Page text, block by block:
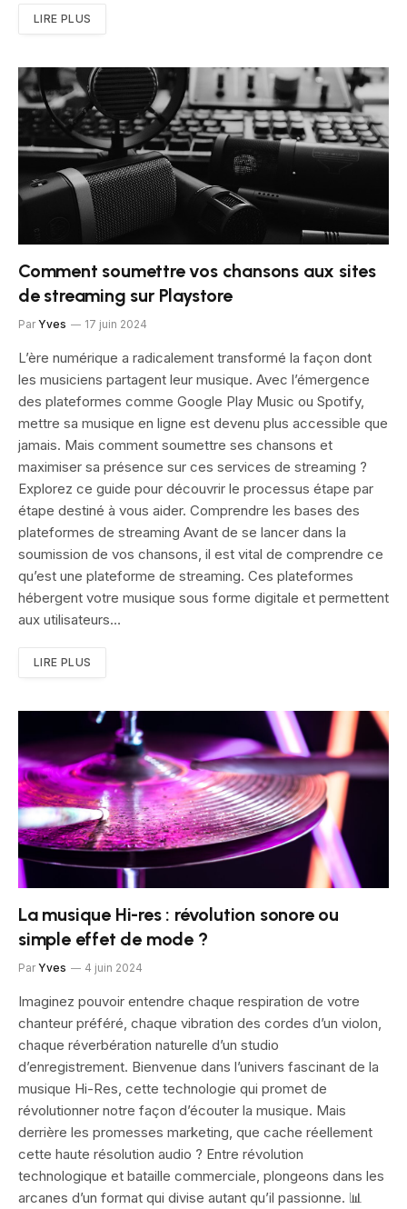
LIRE PLUS
Comment soumettre vos chansons aux sites
de streaming sur Playstore
Par Yves 17 juin 2024
L’ère numérique a radicalement transformé la façon dont
les musiciens partagent leur musique. Avec l’émergence
des plateformes comme Google Play Music ou Spotify,
mettre sa musique en ligne est devenu plus accessible que
jamais. Mais comment soumettre ses chansons et
maximiser sa présence sur ces services de streaming ?
Explorez ce guide pour découvrir le processus étape par
étape destiné à vous aider. Comprendre les bases des
plateformes de streaming Avant de se lancer dans la
soumission de vos chansons, il est vital de comprendre ce
qu’est une plateforme de streaming. Ces plateformes
hébergent votre musique sous forme digitale et permettent
aux utilisateurs…
LIRE PLUS
La musique Hi-res : révolution sonore ou
simple effet de mode ?
Par Yves 4 juin 2024
Imaginez pouvoir entendre chaque respiration de votre
chanteur préféré, chaque vibration des cordes d’un violon,
chaque réverbération naturelle d’un studio
d’enregistrement. Bienvenue dans l’univers fascinant de la
musique Hi-Res, cette technologie qui promet de
révolutionner notre façon d’écouter la musique. Mais
derrière les promesses marketing, que cache réellement
cette haute résolution audio ? Entre révolution
technologique et bataille commerciale, plongeons dans les
arcanes d’un format qui divise autant qu’il passionne. 📊